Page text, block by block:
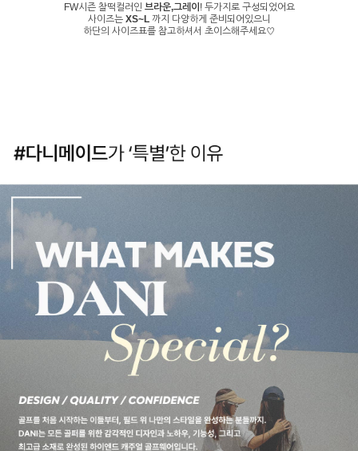
FW시즌 찰떡컬러인 브라운,그레이 ! 두가지로 구성되었어요
사이즈는XS~L까지 다양하게 준비되어있으니
하단의 사이즈표를 참고하셔서 초이스해주세요♡